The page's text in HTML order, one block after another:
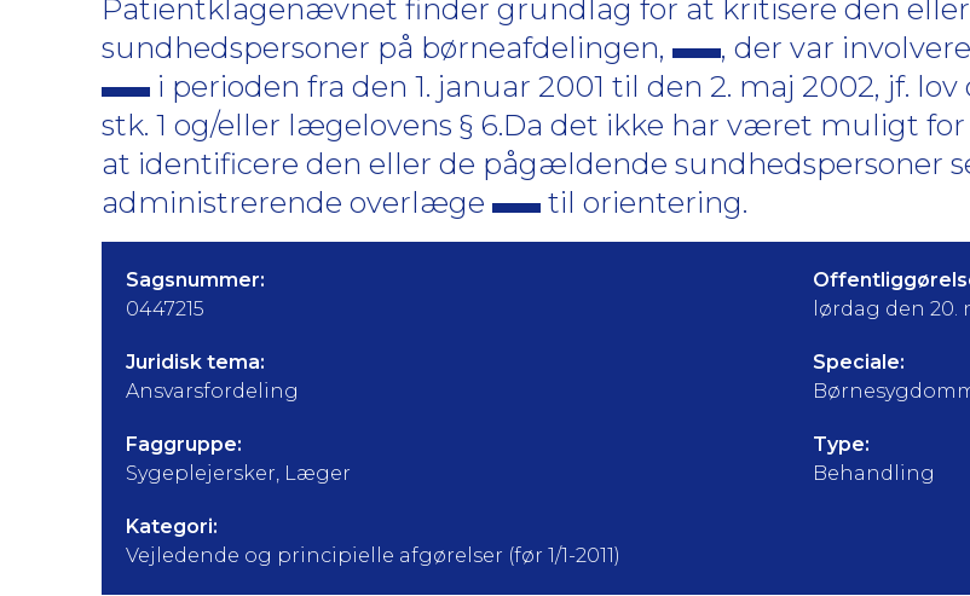
Patientklagenævnet finder grundlag for at kritisere den
sundhedspersoner på børneafdelingen,
, der var
i perioden fra den 1. januar 2001 til den 2. maj 2002, jf. lov
stk. 1 og/eller lægelovens § 6.Da det ikke har været muligt
at identificere den eller de pågældende sundhedspersoner
administrerende overlæge
til orientering.
Sagsnummer:
0447215
lørdag den 20.
Juridisk tema:
Ansvarsfordeling
Speciale:
Faggruppe:
Sygeplejersker, Læger
Type:
Behandling
Kategori:
Vejledende og principielle afgørelser (før 1/1-2011)